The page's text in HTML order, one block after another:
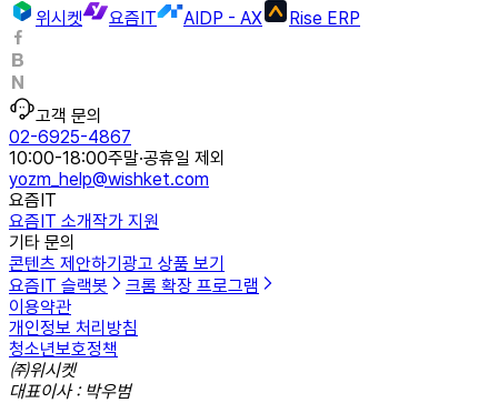
위시켓
요즘IT AIDP - AX Rise ERP
고객 문의
02-6925-4867
10:00-18:00주말·공휴일 제외
yozm_help@wishket.com
요즘IT
요즘IT 소개작가 지원
기타 문의
콘텐츠 제안하기 광고 상품 보기
요즘IT 슬랙봇
크롬 확장 프로그램
이용약관
개인정보 처리방침
청소년보호정책
㈜위시켓
대표이사 : 박우범